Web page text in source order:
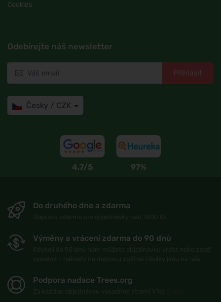
Cookies
Odebírejte náš newsletter
Přihlásit
Česky / CZK
4,7/5 97%
Do druhého dne a zdarma
Výměny a vrácení zdarma do 90 dnů
Podpora nadace Trees.org